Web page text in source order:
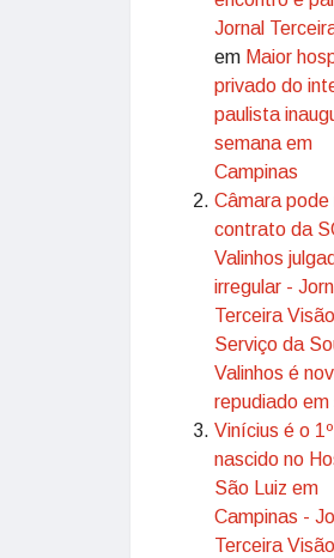
Jornal
em Maior
privado do
paulista
semana em
Campinas
Câmara pode
contrato da
Valinhos
irregular -
Terceira Visão
Serviço da
Valinhos é
repudiado
Vinícius é o
nascido no
São Luiz em
Campinas -
Terceira Visão